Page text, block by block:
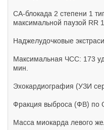
СА-блокада 2 степени 1
максимальной паузой RR
Наджелудочковые
Максимальная ЧСС: 173
мин.
Эхокардиография (УЗИ
Фракция выброса (ФВ) по
Масса миокарда левого